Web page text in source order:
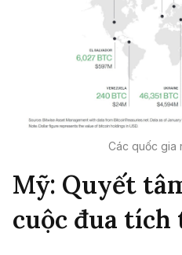
Các quốc gia
Mỹ: Quyết
cuộc đua